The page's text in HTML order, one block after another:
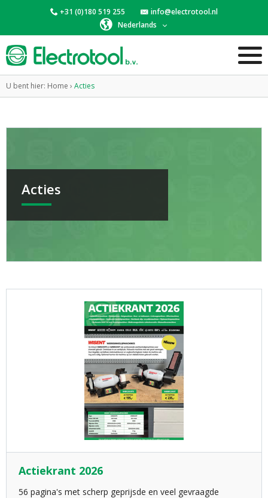
+31 (0)180 519 255
info@electrotool.nl
Nederlands
U bent hier: Home › Acties
Acties
Actiekrant 2026
56 pagina's met scherp geprijsde en veel gevraagde